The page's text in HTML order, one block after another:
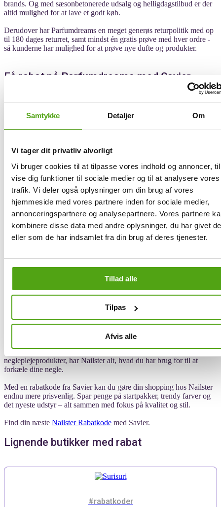
Samtykke Detaljer Om
Vi tager dit privatliv alvorligt
Vi bruger cookies til at tilpasse vores indhold og annoncer,
vise dig funktioner til sociale medier og til at analysere vores
trafik. Vi deler også oplysninger om din brug af vores
hjemmeside med vores partnere inden for sociale medier,
annonceringspartnere og analysepartnere. Vores partnere
kombinere disse data med andre oplysninger, du har givet
eller som de har indsamlet fra din brug af deres tjenester.
Tillad alle
Tilpas
Afvis alle
brands. Og med sæsonbetonerede udsalg og helligdagstilbud er der
altid mulighed for at lave et godt køb.
Derudover har Parfumdreams en meget generøs returpolitik med op
til 180 dages returret, samt mindst én gratis prøve med hver ordre -
så kunderne har mulighed for at prøve nye dufte og produkter.
Få rabat på Parfumdreams med Savier
Spar penge på dine skønhedsprodukter og dufte, når du handler hos
Parfumdreams. Med Savier behøver du ikke længere bruge tid på
for dig. Savier skanner automatisk internettet for de mest aktuelle og
realtid - alt imens du laver dine køb.
Når du shopper hos Parfumdreams og har valgt dine favorit
skønhedsprodukter eller parfumer, kan du med ét enkelt klik lade
Savier tage over. Assistenten vil derefter hurtigt finde og anvende
den rabatkode, som giver dig den største økonomiske besparelse ved
kassen. Alt sammen takket være Saviers effektive teknologi, slipper
du dermed for besværet ved manuelt at jage efter og indtaste
Med Savier kan du slappe af og nyde din shopping oplevelse hos
Få smukke negle med Nailster og spar
penge med rabatkoder fra Savier
Nailster er kendt for deres komplette udvalg af negleprodukter, der
om du søger gelpolish, startkits, UV-lamper eller
negleplejeprodukter, har Nailster alt, hvad du har brug for til at
forkæle dine negle.
Med en rabatkode fra Savier kan du gøre din shopping hos Nailster
endnu mere prisvenlig. Spar penge på startpakker, trendy farver og
det nyeste udstyr – alt sammen med fokus på kvalitet og stil.
Find din næste Nailster Rabatkode med Savier.
Lignende butikker med rabat
#rabatkoder